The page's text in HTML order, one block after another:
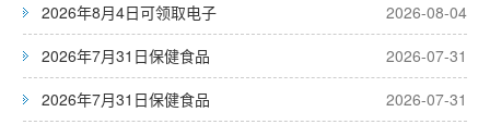
2026年8月4日可领取电子
2026-08-04
2026年7月31日保健食品
2026-07-31
2026年7月31日保健食品
2026-07-31